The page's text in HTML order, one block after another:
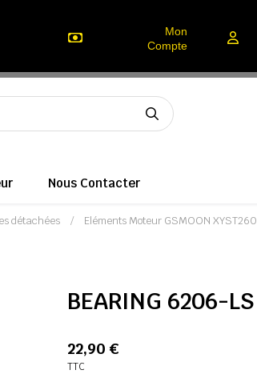
Mon
Compte
Nous Contacter
détachées Eléments Moteur GSMOON XYST260
BEARING 6206-LS
22,90 €
TTC